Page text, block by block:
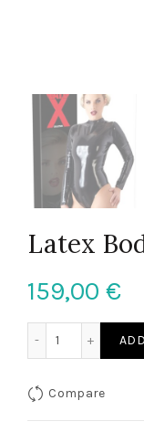
Latex
159,00 €
Latex Body
Compare